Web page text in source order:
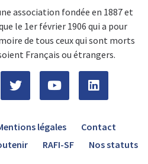
association fondée en 1887 et
le 1er février 1906 qui a pour
de tous ceux qui sont morts
Français ou étrangers.
légales
Contact
RAFI-SF Nos statuts